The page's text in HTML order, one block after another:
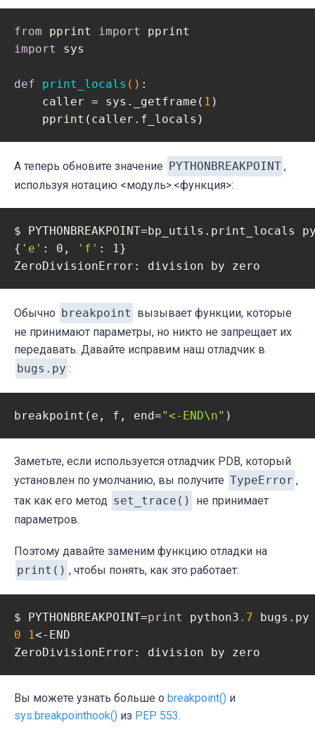
from pprint import
import
sys
def print_locals () :
    caller = sys._getframe(
1 )
    pprint(caller.f_locals)
А теперь обновите значение PYTHONBREAKPOINT ,
используя нотацию <модуль>.<функция>:
$ PYTHONBREAKPOINT=bp_utils.print_locals
{ 'e' : 0, 'f' : 1}
ZeroDivisionError: division by zero
Обычно breakpoint вызывает функции, которые
не принимают параметры, но никто не запрещает их
передавать. Давайте исправим наш отладчик в
bugs.py :
breakpoint(e, f, end="<-END\n" )
Заметьте, если используется отладчик PDB, который
установлен по умолчанию, вы получите TypeError ,
так как его метод set_trace()
не принимает
параметров.
Поэтому давайте заменим функцию отладки на
print() , чтобы понять, как это работает:
$ PYTHONBREAKPOINT=print python3 .7
0
1<-END
ZeroDivisionError: division by zero
Вы можете узнать больше о breakpoint() и
sys.breakpointhook() из PEP 553.